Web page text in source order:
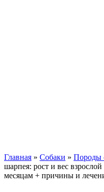
Главная » Собаки » Породы
шарпея: рост и вес
месяцам + причины и